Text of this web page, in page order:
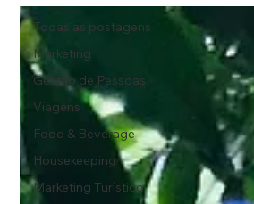
Todas as postagens
Marketing
Gestão de Pessoas
Viagens
Food & Beverage
Housekeeping
Marketing Turístico